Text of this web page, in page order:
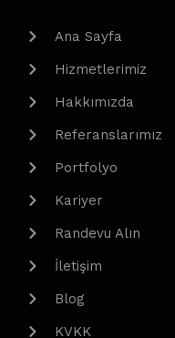
Ana Sayfa
Hizmetlerimiz
Hakkımızda
Referanslarımız
Portfolyo
Kariyer
Randevu Alın
İletişim
Blog
KVKK